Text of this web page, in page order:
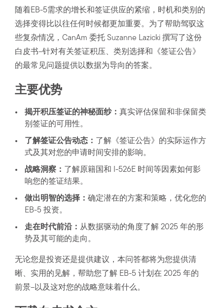
随着EB-5需求的增长和签证供应的紧缩，时机和类别的
选择变得比以往任何时候都更加重要。为了帮助驾驭这
些复杂情况，CanAm 委托 Suzanne Lazicki 撰写了这份
白皮书–针对有关签证积压、类别选择和《签证公告》
的最常见问题提供以数据为导向的答案。
主要优势
揭开积压签证的神秘面纱： 真实评估保留和非保留类
别签证的可用性。
了解签证公告动态：
了解《签证公告》的实际运作方
式及其对您的申请时间安排的影响。
战略洞察：
了解原籍国和 I-526E 时间等因素如何影
响您的签证结果。
做出明智的选择： 确定潜在的方案和策略，优化您的
EB-5 投资。
走在时代前沿： 从数据驱动的角度了解 2025 年的形
势及其可能的走向。
无论您是投资还是提供建议，本问答都将为您提供清
晰、实用的见解，帮助您了解 EB-5 计划在 2025 年的
前景–以及这对您的战略意味着什么。